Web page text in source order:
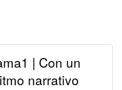
| Con un
narrativo